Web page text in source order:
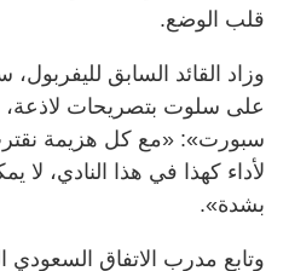
قلب الوضع.
وزاد القائد السابق
على سلوت بتصريحات لاذعة،
سبورت»: «مع كل هزيمة
لأداء كهذا في هذا النادي، لا
بشدة».
وتابع مدرب الاتفاق السعودي